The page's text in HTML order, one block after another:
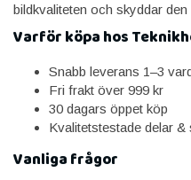
bildkvaliteten och skyddar
Varför köpa hos
Snabb leverans 1–3
Fri frakt över 999 kr
30 dagars öppet köp
Kvalitetstestade delar
Vanliga frågor